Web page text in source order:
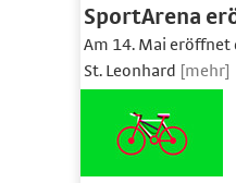
SportArena
Am 14. Mai eröffnet
St. Leonhard [mehr]